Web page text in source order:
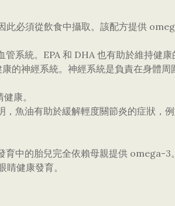
必須從飲食中攝取。該配方提供
系統。EPA 和 DHA 也有助於維持健康
的神經系統。神經系統是負責在身體周
康。
魚油有助於緩解輕度關節炎的症狀，
中的胎兒完全依賴母親提供 omega-3
健康發育。